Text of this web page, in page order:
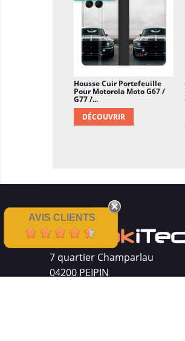
Housse Cuir Portefeuille
Pour Motorola Moto G67 /
G77 /...
DÉCOUVRIR
7 quartier Champarlau
04200 PEIPIN
AVIS CLIENTS